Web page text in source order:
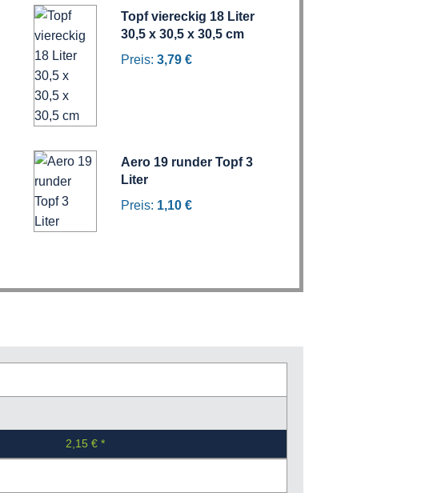
Topf viereckig 18 Liter
30,5 x 30,5 x 30,5 cm
Preis:3,79 €
Aero 19 runder Topf 3
Liter
Preis: 1,10 €
2,15 €